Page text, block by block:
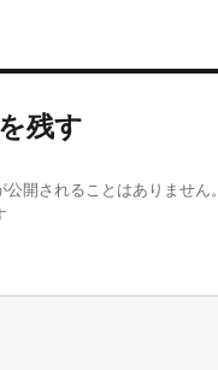
残す
開されることはありません。